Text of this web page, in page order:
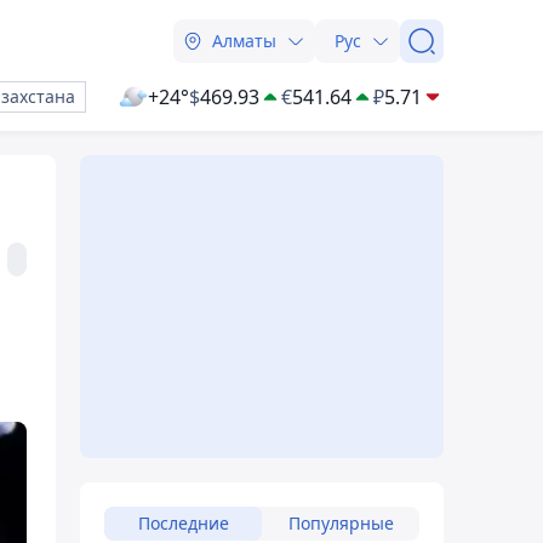
Алматы Рус
+24°$469.93 €541.64 ₽5.71
Последние Популярные